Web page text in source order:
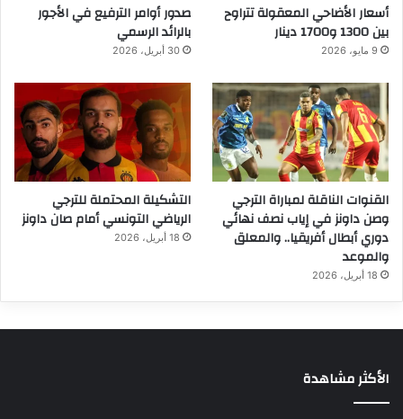
أسعار الأضاحي المعقولة تتراوح
بين 1300 و1700 دينار
9 مايو، 2026
صدور أوامر الترفيع في الأجور
بالرائد الرسمي
30 أبريل، 2026
القنوات الناقلة لمباراة الترجي
وصن داونز في إياب نصف نهائي
دوري أبطال أفريقيا.. والمعلق
والموعد
18 أبريل، 2026
التشكيلة المحتملة للترجي
الرياضي التونسي أمام صان داونز
18 أبريل، 2026
الأكثر مشاهدة